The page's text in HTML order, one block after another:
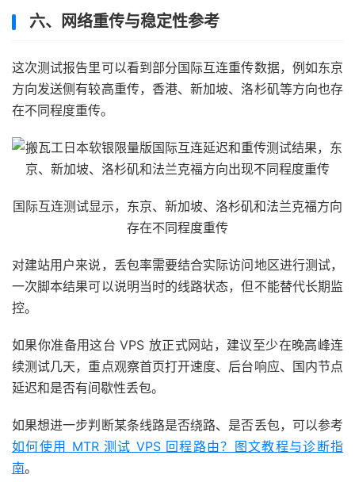
六、网络重传与稳定性参考
这次测试报告里可以看到部分国际互连重传数据，例如东京
方向发送侧有较高重传，香港、新加坡、洛杉矶等方向也存
在不同程度重传。
国际互连测试显示，东京、新加坡、洛杉矶和法兰克福方向
存在不同程度重传
对建站用户来说，丢包率需要结合实际访问地区进行测试，
一次脚本结果可以说明当时的线路状态，但不能替代长期监
控。
如果你准备用这台 VPS 放正式网站，建议至少在晚高峰连
续测试几天，重点观察首页打开速度、后台响应、国内节点
延迟和是否有间歇性丢包。
如果想进一步判断某条线路是否绕路、是否丢包，可以参考
如何使用 MTR 测试 VPS 回程路由？图文教程与诊断指
南。